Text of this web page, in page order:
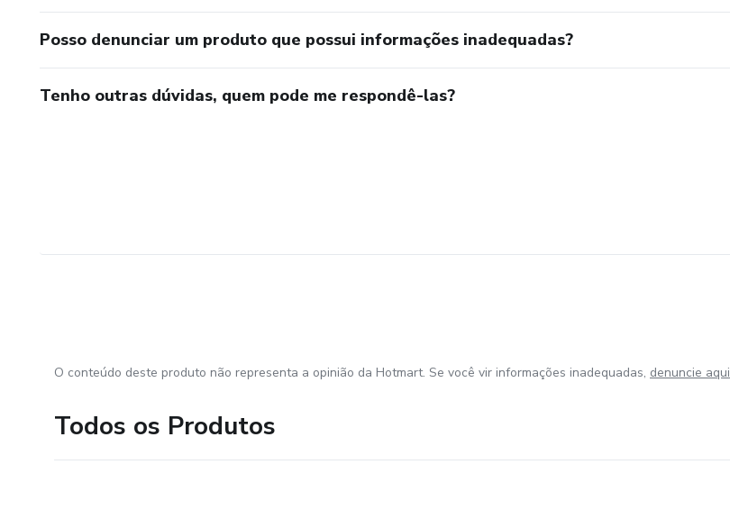
Posso denunciar um produto que possui informações inadequadas?
Tenho outras dúvidas, quem pode me respondê-las?
O conteúdo deste produto não representa a opinião da Hotmart. Se você vir informações inadequadas, denuncie aqui
Todos os Produtos